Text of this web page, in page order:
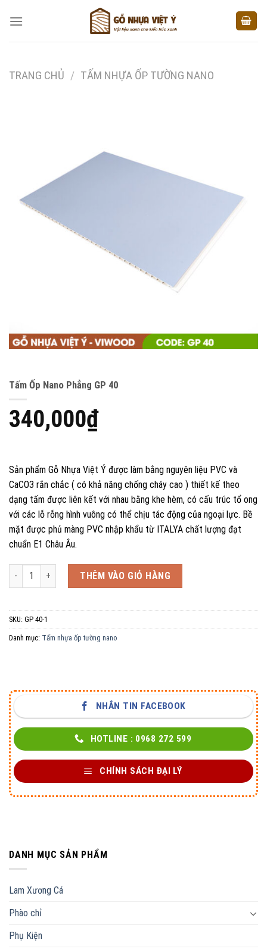
TRANG CHỦ / TẤM NHỰA ỐP TƯỜNG NANO
Tấm Ốp Nano Phẳng GP 40
340,000₫
Sản phẩm Gỗ Nhựa Việt Ý được làm bằng nguyên liệu PVC và
CaCO3 rắn chắc ( có khả năng chống cháy cao ) thiết kế theo
dạng tấm được liên kết với nhau bằng khe hèm, có cấu trúc tổ ong
với các lỗ rỗng hình vuông có thể chịu tác động của ngoại lực. Bề
mặt được phủ màng PVC nhập khẩu từ ITALYA chất lượng đạt
chuẩn E1 Châu Âu.
Tấm Ốp Nano Phẳng GP 40 số lượng
THÊM VÀO GIỎ HÀNG
SKU: GP 40-1
Danh mục: Tấm nhựa ốp tường nano
NHẮN TIN FACEBOOK
HOTLINE : 0968 272 599
CHÍNH SÁCH ĐẠI LÝ
DANH MỤC SẢN PHẨM
Lam Xương Cá
Phào chỉ
Phụ Kiện